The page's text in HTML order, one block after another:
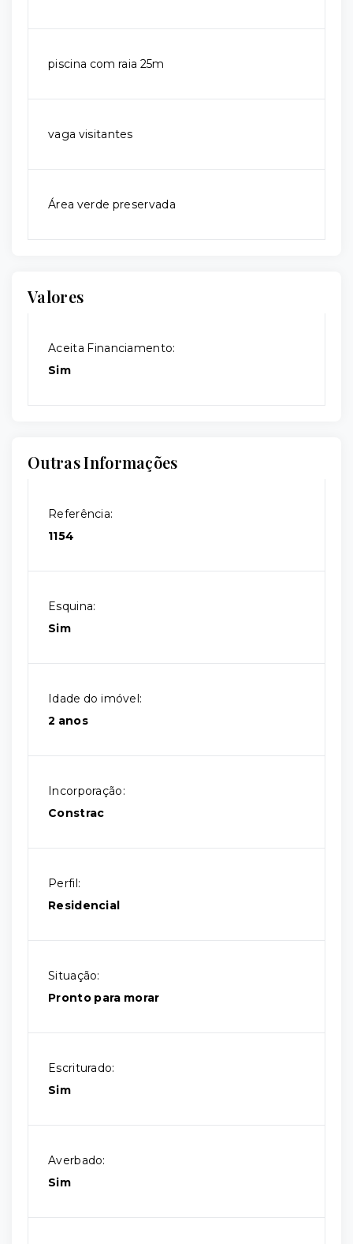
piscina com raia 25m
vaga visitantes
Área verde preservada
Valores
Aceita Financiamento:
Sim
Outras Informações
Referência:
1154
Esquina:
Sim
Idade do imóvel:
2 anos
Incorporação:
Constrac
Perfil:
Residencial
Situação:
Pronto para morar
Escriturado:
Sim
Averbado:
Sim